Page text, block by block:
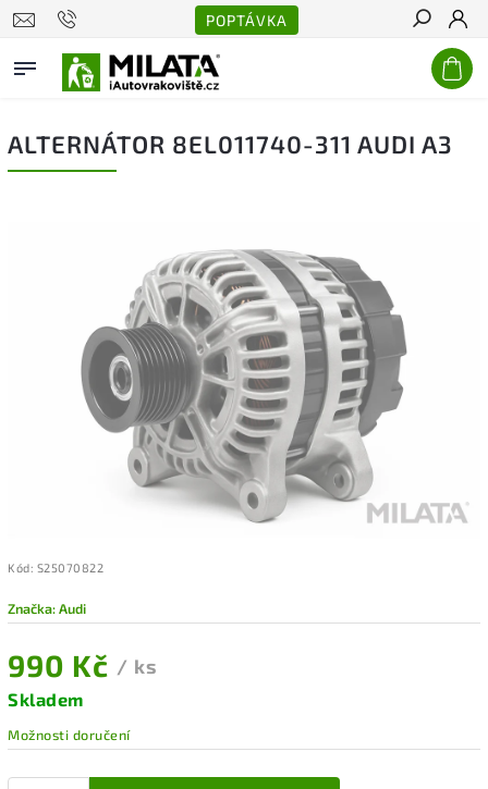
POPTÁVKA
Hledat
ALTERNÁTOR 8EL011740-311 AUDI A3
Kód: S25070822
Značka:Audi
990 Kč / ks
Skladem
Možnosti doručení